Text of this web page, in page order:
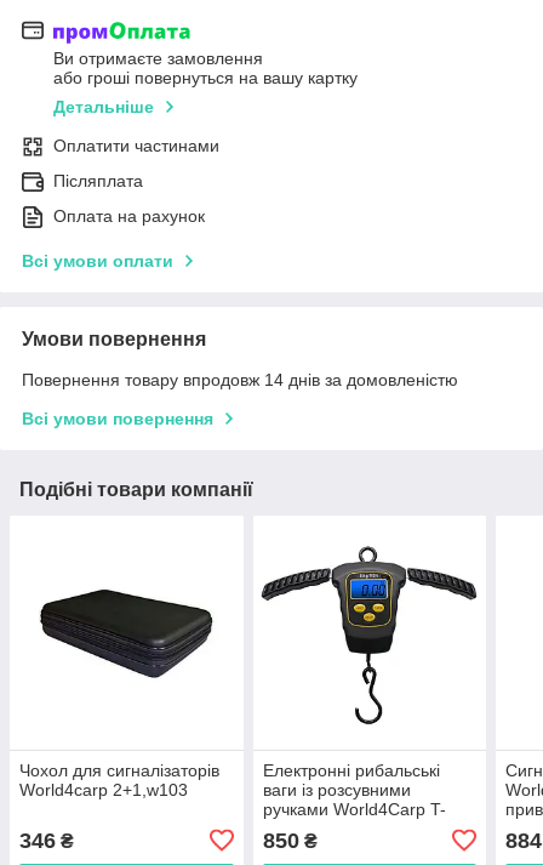
Ви отримаєте замовлення
або гроші повернуться на вашу картку
Детальніше
Оплатити частинами
Післяплата
Оплата на рахунок
Всі умови оплати
Умови повернення
Повернення товару впродовж 14 днів за домовленістю
Всі умови повернення
Подібні товари компанії
Чохол для сигналізаторів
World4carp 2+1,w103
346 ₴
Електронні рибальські
ваги із розсувними
ручками World4Carp T-
Line Sliding Digital Scales,
50 кг,w703
850₴ 884